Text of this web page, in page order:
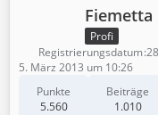
Fiemetta
Profi
Punkte
5.560
Beiträge
1.010
Registrierungsdatum
5. März 2013 um 10:26